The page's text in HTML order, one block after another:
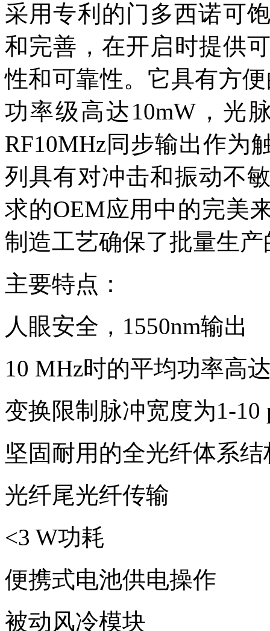
采用专利的门多西诺可
和完善，在开启时提供
性和可靠性。它具有方
功率级高达10mW，光
RF10MHz同步输出作为
列具有对冲击和振动不
求的OEM应用中的完美
制造工艺确保了批量生
主要特点：
人眼安全，1550nm输出
10 MHz时的平均功率高
变换限制脉冲宽度为1-10
坚固耐用的全光纤体系结
光纤尾光纤传输
<3 W功耗
便携式电池供电操作
被动风冷模块